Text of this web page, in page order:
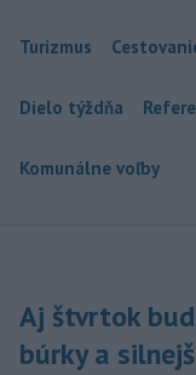
Turizmus
Dielo týždňa
Komunálne voľby
Aj štvrtok
búrky a